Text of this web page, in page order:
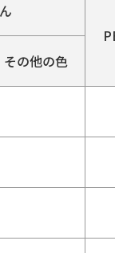
その他の色